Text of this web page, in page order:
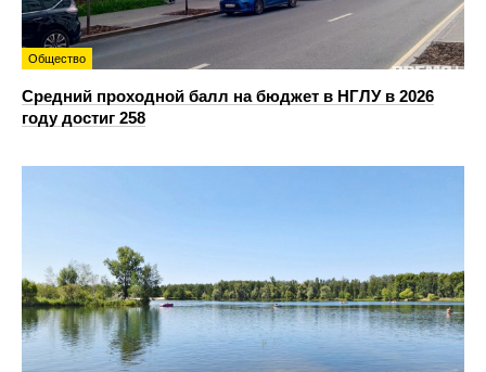
Общество
Средний проходной балл на бюджет в НГЛУ в 2026
году достиг 258